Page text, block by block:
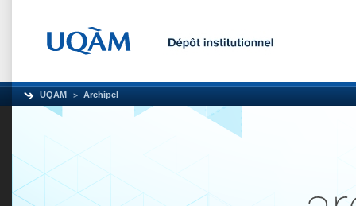
UQAM Archipel